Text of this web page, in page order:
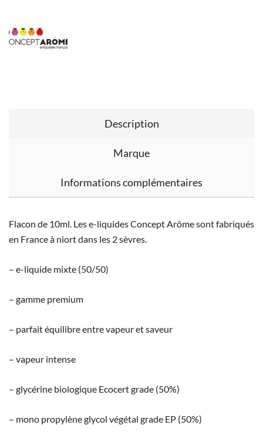
Description
Marque
Informations complémentaires
Flacon de 10ml. Les e-liquides Concept Arôme sont fabriqués
en France à niort dans les 2 sèvres.
– e-liquide mixte (50/50)
– gamme premium
– parfait équilibre entre vapeur et saveur
– vapeur intense
– glycérine biologique Ecocert grade (50%)
– mono propylène glycol végétal grade EP (50%)